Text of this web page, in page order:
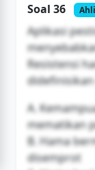
Soal 36
Aplikasi
Resistensi
didefinisikan
A.
mematikan
B. Hama
disemprot